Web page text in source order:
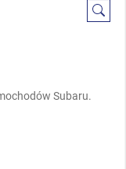
Subaru.